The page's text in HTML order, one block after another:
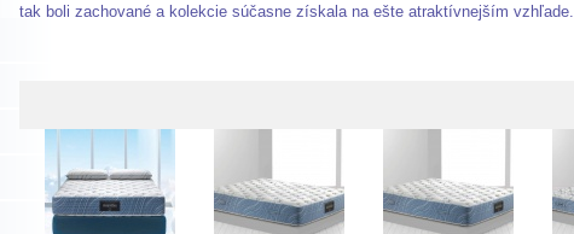
tak boli zachované a kolekcie súčasne získala na ešte atraktívnejším vzhľade.